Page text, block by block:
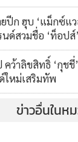
ปีก ฮุบ ‘แม็กซ์แว
นด์สวมชื่อ ‘ท็อป
คว้าลิขสิทธิ์ ‘กุช
ใหม่เสริมทัพ
ข่าวอื่นในห